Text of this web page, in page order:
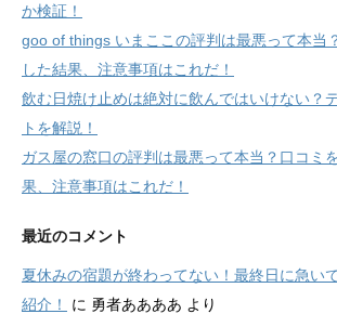
か検証！
goo of things いまここの評判は最悪って本当
した結果、注意事項はこれだ！
飲む日焼け止めは絶対に飲んではいけない？
トを解説！
ガス屋の窓口の評判は最悪って本当？口コミ
果、注意事項はこれだ！
最近のコメント
夏休みの宿題が終わってない！最終日に急い
紹介！
に 勇者ああああ より